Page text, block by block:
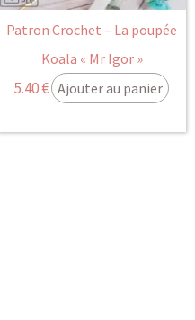
Patron Crochet – La poupée
Koala « Mr Igor »
5.40€ Ajouter au panier